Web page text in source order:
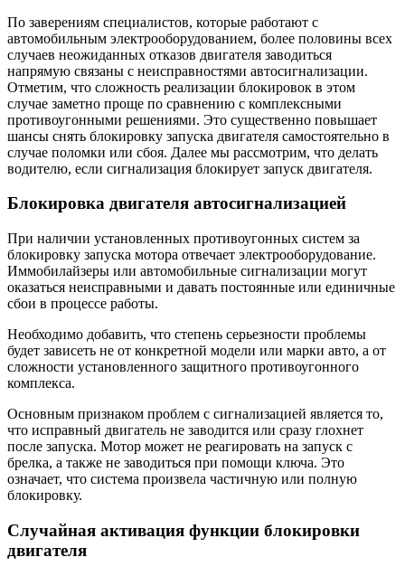
По заверениям специалистов, которые работают с
автомобильным электрооборудованием, более половины всех
случаев неожиданных отказов двигателя заводиться
напрямую связаны с неисправностями автосигнализации.
Отметим, что сложность реализации блокировок в этом
случае заметно проще по сравнению с комплексными
противоугонными решениями. Это существенно повышает
шансы снять блокировку запуска двигателя самостоятельно в
случае поломки или сбоя. Далее мы рассмотрим, что делать
водителю, если сигнализация блокирует запуск двигателя.
Блокировка двигателя автосигнализацией
При наличии установленных противоугонных систем за
блокировку запуска мотора отвечает электрооборудование.
Иммобилайзеры или автомобильные сигнализации могут
оказаться неисправными и давать постоянные или единичные
сбои в процессе работы.
Необходимо добавить, что степень серьезности проблемы
будет зависеть не от конкретной модели или марки авто, а от
сложности установленного защитного противоугонного
комплекса.
Основным признаком проблем с сигнализацией является то,
что исправный двигатель не заводится или сразу глохнет
после запуска. Мотор может не реагировать на запуск с
брелка, а также не заводиться при помощи ключа. Это
означает, что система произвела частичную или полную
блокировку.
Случайная активация функции блокировки
двигателя